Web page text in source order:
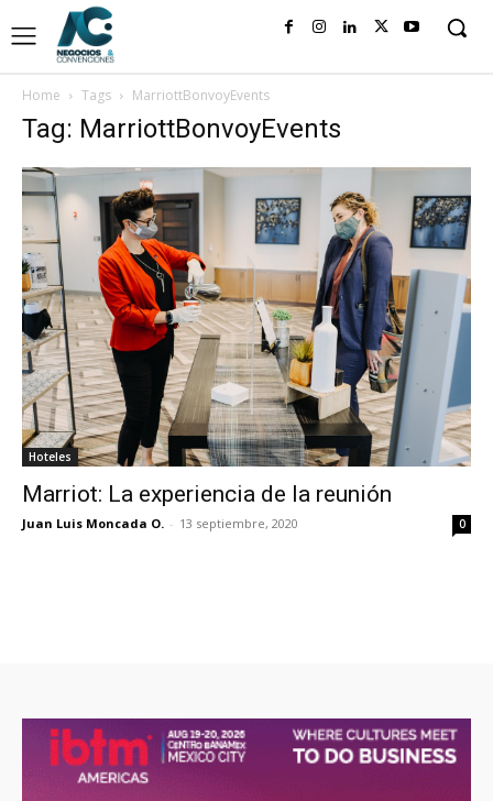
Home Tags MarriottBonvoyEvents
Tag: MarriottBonvoyEvents
Hoteles
Marriot: La experiencia de la reunión
Juan Luis Moncada O. - 13 septiembre, 2020 0